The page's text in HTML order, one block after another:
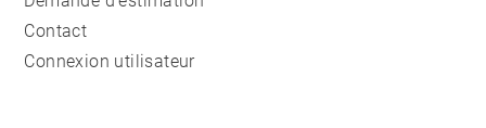
Contact
Connexion utilisateur